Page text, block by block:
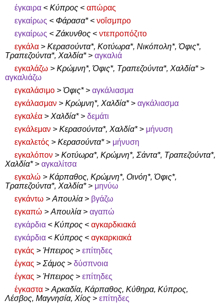
έγκαιρα < Κύπρος < απώρας
εγκαίρως < Φάρασα*< νοΐσμπρο
εγκαίρως <Ζάκυνθος < ντεπροπόζιτο
εγκάλα > Κερασούντα*, Κοτύωρα*, Νικόπολη*, Όφις*,
Τραπεζούντα*, Χαλδία*> αγκαλιά
εγκαλάζω > Κρώμνη*, Όφις*, Τραπεζούντα*, Χαλδία*>
αγκαλιάζω
εγκαλάσιμο > Όφις*> αγκάλιασμα
εγκάλασμαν > Κρώμνη*, Χαλδία*> αγκάλιασμα
εγκαλέα > Χαλδία*> δεμάτι
εγκάλεμαν > Κερασούντα*, Χαλδία*> μήνυση
εγκαλετός > Κερασούντα*> μήνυση
εγκαλόπον > Κοτύωρα*, Κρώμνη*, Σάντα*, Τραπεζούντα*,
Χαλδία*> αγκαλίτσα
εγκαλώ > Κάρπαθος, Κρώμνη*, Οινόη*, Όφις*,
Τραπεζούντα*, Χαλδία*> μηνύω
εγκάντω >Απουλία> βγάζω
εγκαπώ >Απουλία> αγαπώ
εγκάρδια < Κύπρος < αγκαρδκιακά
εγκάρδια < Κύπρος < αγκαρκιακά
εγκάς > Ήπειρος > επίτηδες
έγκας > Σάμος > δύσπνοια
έγκας > Ήπειρος > επίτηδες
έγκαστα >Αρκαδία, Κάρπαθος, Κύθηρα, Κύπρος,
Λέσβος, Μαγνησία, Χίος > επίτηδες